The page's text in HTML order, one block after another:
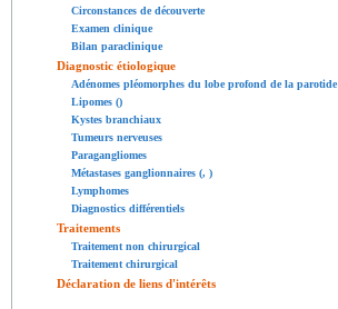
Circonstances de découverte
Examen clinique
Bilan paraclinique
Diagnostic étiologique
Adénomes pléomorphes du lobe profond de la parotide
Lipomes ()
Kystes branchiaux
Tumeurs nerveuses
Paragangliomes
Métastases ganglionnaires (, )
Lymphomes
Diagnostics différentiels
Traitements
Traitement non chirurgical
Traitement chirurgical
Déclaration de liens d'intérêts